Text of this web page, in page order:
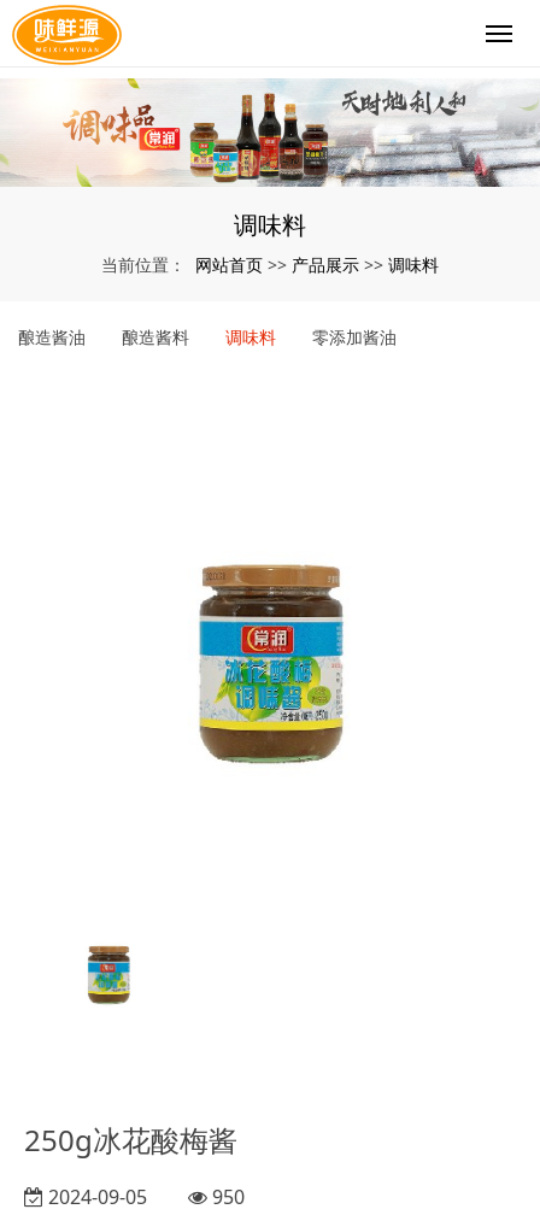
调味料
当前位置： 网站首页 >> 产品展示 >> 调味料
酿造酱油 酿造酱料 调味料 零添加酱油
250g冰花酸梅酱
2024-09-05 950